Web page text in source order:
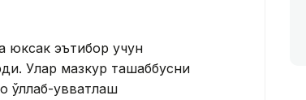
юксак эътибор учун
Улар мазкур ташаббусни
қувватлаш